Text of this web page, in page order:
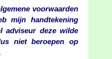
voorwaarden
mijn handtekening
adviseur deze wilde
niet beroepen op